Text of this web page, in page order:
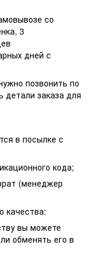
со
3
дней с
позвонить по
детали заказа для
в посылке с
кода;
(менеджер
качества:
вы можете
обменять его в